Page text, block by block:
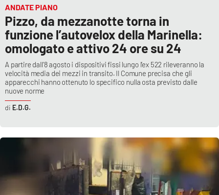
ANDATE PIANO
Pizzo, da mezzanotte torna in
funzione l’autovelox della Marinella:
omologato e attivo 24 ore su 24
A partire dall’8 agosto i dispositivi fissi lungo l’ex 522 rileveranno la
velocità media dei mezzi in transito. Il Comune precisa che gli
apparecchi hanno ottenuto lo specifico nulla osta previsto dalle
nuove norme
E.D.G.